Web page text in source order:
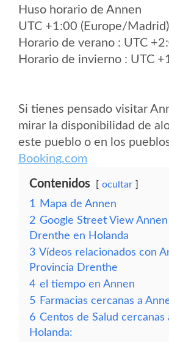
Huso horario de Annen
UTC +1:00 (Europe/Madrid)
Horario de verano : UTC
Horario de invierno : UTC
Si tienes pensado visitar
mirar la disponibilidad de
este pueblo o en los
Booking.com
Contenidos ocultar
1
Mapa de Annen
2 Google Street View
Drenthe en Holanda
3 Vídeos relacionados con
Provincia Drenthe
4 el tiempo en Annen
5 Farmacias cercanas a
6 Centos de Salud cercanas
Holanda: